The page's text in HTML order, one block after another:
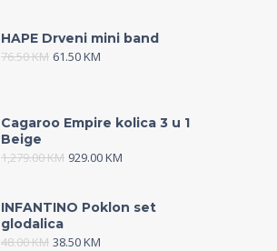
HAPE Drveni mini band
76.50KM 61.50KM
Cagaroo Empire kolica 3 u 1
Beige
1,279.00KM 929.00KM
INFANTINO Poklon set
glodalica
48.00KM 38.50KM